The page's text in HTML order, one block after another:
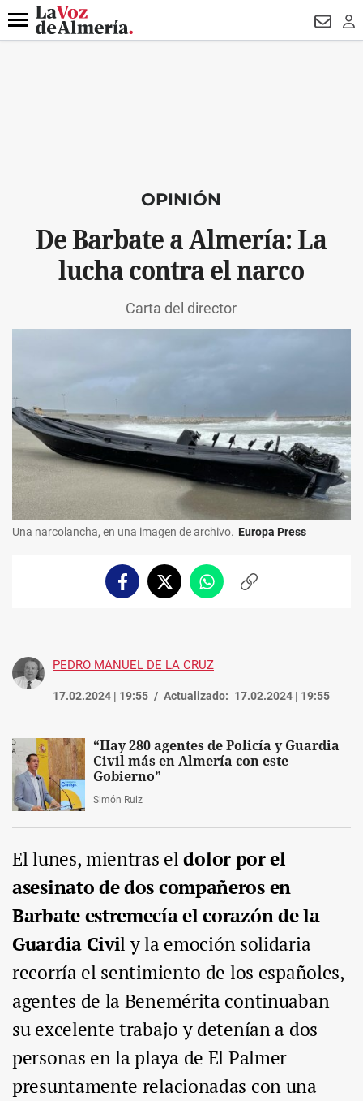
DESTACADO MANUEL
Menú
OPINIÓN
De Barbate a Almería: La
lucha contra el narco
Carta del director
Una narcolancha, en una imagen de archivo. Europa Press
FacebookTwitterWhatsappCopiar
PEDRO MANUEL DE LA CRUZ
17.02.2024 | 19:55 Actualizado: 17.02.2024 | 19:55
“Hay 280 agentes de Policía y Guardia
Civil más en Almería con este
Gobierno”
Simón Ruiz
El lunes, mientras eldolor por el
asesinato de dos compañeros en
Barbate estremecía el corazón de la
Guardia Civil y la emoción solidaria
recorría el sentimiento de los españoles,
agentes de la Benemérita continuaban
su excelente trabajo y detenían a dos
personas en la playa de El Palmer
presuntamente relacionadas con una